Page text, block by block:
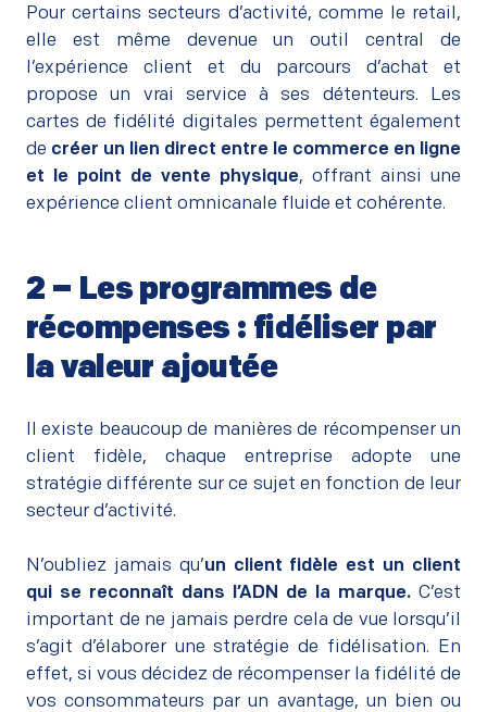
Pour certains secteurs d’activité, comme le retail,
elle est même devenue un outil central de
l’expérience client et du parcours d’achat et
propose un vrai service à ses détenteurs. Les
cartes de fidélité digitales permettent également
de créer un lien direct entre le commerce en ligne
et le point de vente physique, offrant ainsi une
expérience client omnicanale fluide et cohérente.
2 – Les programmes de
récompenses : fidéliser par
la valeur ajoutée
Il existe beaucoup de manières de récompenser un
client fidèle, chaque entreprise adopte une
stratégie différente sur ce sujet en fonction de leur
secteur d’activité.
N’oubliez jamais qu’un client fidèle est un client
qui se reconnaît dans l’ADN de la marque. C’est
important de ne jamais perdre cela de vue lorsqu’il
s’agit d’élaborer une stratégie de fidélisation. En
effet, si vous décidez de récompenser la fidélité de
vos consommateurs par un avantage, un bien ou